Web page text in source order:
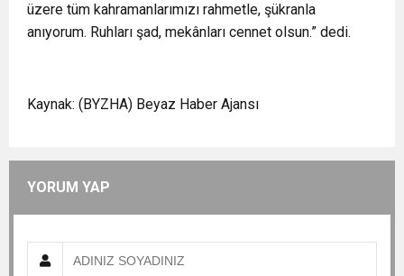
üzere tüm kahramanlarımızı rahmetle, şükranla
anıyorum. Ruhları şad, mekânları cennet olsun.” dedi.
Kaynak: (BYZHA) Beyaz Haber Ajansı
YORUM YAP